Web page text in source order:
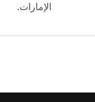
الإمارات.